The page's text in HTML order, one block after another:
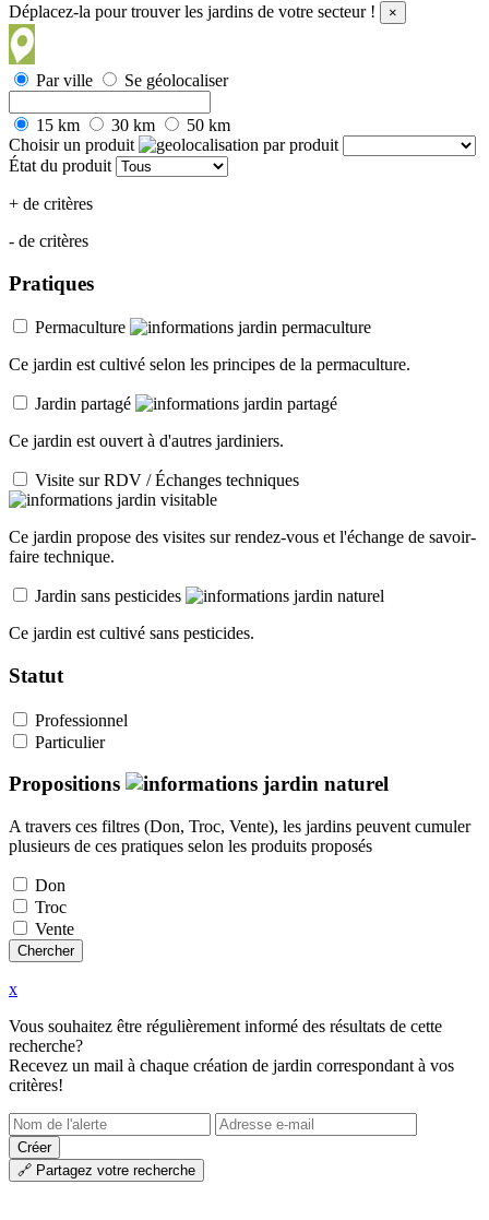
Déplacez-la pour trouver les jardins de votre secteur !
×
Par ville Se géolocaliser
15 km 30 km
50 km
Choisir un produit
État du produit
+ de critères
- de critères
Pratiques
Permaculture
Ce jardin est cultivé selon les principes de la permaculture.
Jardin partagé
Ce jardin est ouvert à d'autres jardiniers.
Visite sur RDV / Échanges techniques
Ce jardin propose des visites sur rendez-vous et l'échange de savoir-
faire technique.
Jardin sans pesticides
Ce jardin est cultivé sans pesticides.
Statut
Professionnel
Particulier
Propositions
A travers ces filtres (Don, Troc, Vente), les jardins peuvent cumuler
plusieurs de ces pratiques selon les produits proposés
Don
Troc
Vente
x
Vous souhaitez être régulièrement informé des résultats de cette
recherche?
Recevez un mail à chaque création de jardin correspondant à vos
critères!
Créer
🔗 Partagez votre recherche